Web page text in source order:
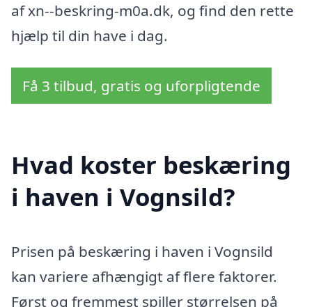
af xn--beskring-m0a.dk, og find den rette
hjælp til din have i dag.
Få 3 tilbud, gratis og uforpligtende
Hvad koster beskæring
i haven i Vognsild?
Prisen på beskæring i haven i Vognsild
kan variere afhængigt af flere faktorer.
Først og fremmest spiller størrelsen på